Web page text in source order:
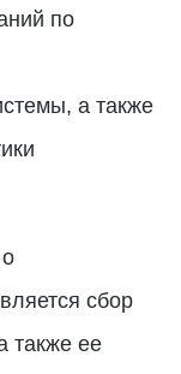
по
а также
сбор
также ее